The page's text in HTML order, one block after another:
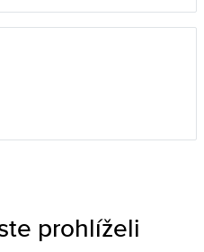
prohlíželi